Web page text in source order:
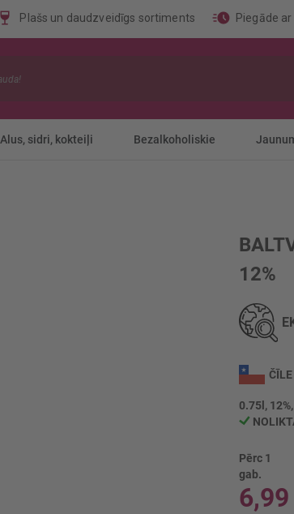
Plašs un daudzveidīgs sortiments Piegāde
Alus, sidri, kokteiļi Bezalkoholiskie
12%
ČĪLE
0.75l,
Pērc 1
gab.